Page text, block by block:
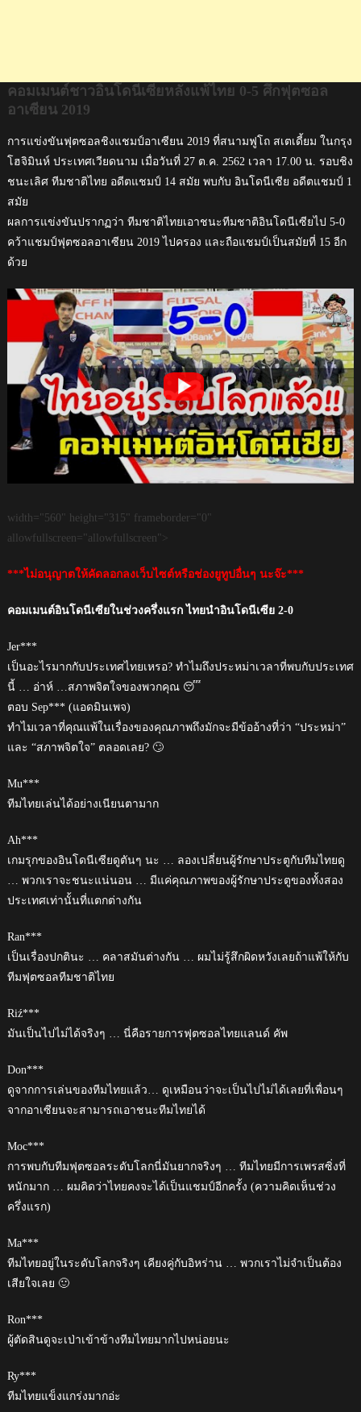
คอมเมนต์ชาวอินโดนีเซียหลังแพ้ไทย 0-5 ศึกฟุตซอล
อาเซียน 2019
การแข่งขันฟุตซอลชิงแชมป์อาเซียน 2019 ที่สนามฟูโถ สเตเดี้ยม ในกรุง
โฮจิมินห์ ประเทศเวียดนาม เมื่อวันที่ 27 ต.ค. 2562 เวลา 17.00 น. รอบชิง
ชนะเลิศ ทีมชาติไทย อดีตแชมป์ 14 สมัย พบกับ อินโดนีเซีย อดีตแชมป์ 1
สมัย
ผลการแข่งขันปรากฏว่า ทีมชาติไทยเอาชนะทีมชาติอินโดนีเซียไป 5-0
คว้าแชมป์ฟุตซอลอาเซียน 2019 ไปครอง และถือแชมป์เป็นสมัยที่ 15 อีก
ด้วย
width="560" height="315" frameborder="0"
allowfullscreen="allowfullscreen">
***ไม่อนุญาตให้คัดลอกลงเว็บไซต์หรือช่องยูทูปอื่นๆ นะจ๊ะ***
คอมเมนต์อินโดนีเซียในช่วงครึ่งแรก ไทยนำอินโดนีเซีย 2-0
Jer***
เป็นอะไรมากกับประเทศไทยเหรอ? ทำไมถึงประหม่าเวลาที่พบกับประเทศ
นี้ … อ่าห์ …สภาพจิตใจของพวกคุณ 😴
ตอบ Sep*** (แอดมินเพจ)
ทำไมเวลาที่คุณแพ้ในเรื่องของคุณภาพถึงมักจะมีข้ออ้างที่ว่า “ประหม่า”
และ “สภาพจิตใจ” ตลอดเลย? 🙄
Mu***
ทีมไทยเล่นได้อย่างเนียนตามาก
Ah***
เกมรุกของอินโดนีเซียดูตันๆ นะ … ลองเปลี่ยนผู้รักษาประตูกับทีมไทยดู
… พวกเราจะชนะแน่นอน … มีแค่คุณภาพของผู้รักษาประตูของทั้งสอง
ประเทศเท่านั้นที่แตกต่างกัน
Ran***
เป็นเรื่องปกตินะ … คลาสมันต่างกัน … ผมไม่รู้สึกผิดหวังเลยถ้าแพ้ให้กับ
ทีมฟุตซอลทีมชาติไทย
Riź***
มันเป็นไปไม่ได้จริงๆ … นี่คือรายการฟุตซอลไทยแลนด์ คัพ
Don***
ดูจากการเล่นของทีมไทยแล้ว… ดูเหมือนว่าจะเป็นไปไม่ได้เลยที่เพื่อนๆ
จากอาเซียนจะสามารถเอาชนะทีมไทยได้
Moc***
การพบกับทีมฟุตซอลระดับโลกนี่มันยากจริงๆ … ทีมไทยมีการเพรสซิ่งที่
หนักมาก … ผมคิดว่าไทยคงจะได้เป็นแชมป์อีกครั้ง (ความคิดเห็นช่วง
ครึ่งแรก)
Ma***
ทีมไทยอยู่ในระดับโลกจริงๆ เคียงคู่กับอิหร่าน … พวกเราไม่จำเป็นต้อง
เสียใจเลย 🙂
Ron***
ผู้ตัดสินดูจะเป่าเข้าข้างทีมไทยมากไปหน่อยนะ
Ry***
ทีมไทยแข็งแกร่งมากอ่ะ